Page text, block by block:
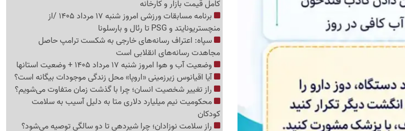
کامل قیمت بازار و کارخانه
برنامه مسابقات ورزشی امروز شنبه 17 مرداد 1405 /از
منچستریونایتد و PSG تا رئال و بارسلونا
سپاه: اعتراف رسانه‌های خارجی به شکست ترامپ حاصل
مجاهدت رسانه‌های انقلابی است
وضعیت آب و هوا امروز شنبه 17 مرداد 1405 + وضعیت استانها
آیا اقیانوس زیرزمینی «اروپا» محل زندگی موجودات بیگانه است؟
راز تغییر شخصیت انسان؛ چرا با گذشت زمان متفاوت می‌شویم؟
محکومیت نیم میلیارد دلاری متا به دلیل آسیب به سلامت
کودکان
راز سلامت نوزادان؛ چرا شیردهی تا دو سالگی توصیه می‌شود؟